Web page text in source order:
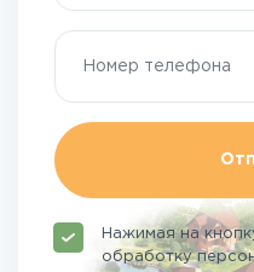
Нажимая на
обработку